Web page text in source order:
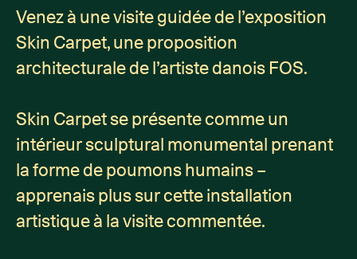
Venez à une visite guidée de l’exposition
Skin Carpet, une proposition
architecturale de l’artiste danois FOS.
Skin Carpet se présente comme un
intérieur sculptural monumental prenant
la forme de poumons humains –
apprenais plus sur cette installation
artistique à la visite commentée.